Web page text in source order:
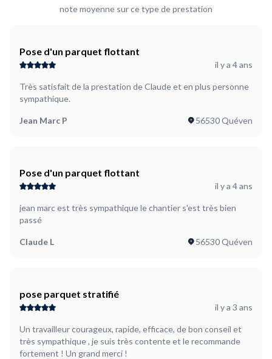
note moyenne sur ce type de prestation
Pose d'un parquet flottant
il y a 4 ans
Très satisfait de la prestation de Claude et en plus personne
sympathique.
Jean Marc P 56530 Quéven
Pose d'un parquet flottant
il y a 4 ans
jean marc est très sympathique le chantier s'est très bien
passé
Claude L 56530 Quéven
pose parquet stratifié
il y a 3 ans
Un travailleur courageux, rapide, efficace, de bon conseil et
très sympathique , je suis très contente et le recommande
fortement ! Un grand merci !